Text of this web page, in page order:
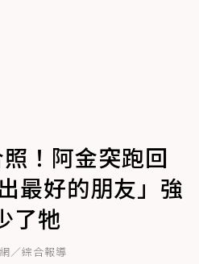
！阿金突跑回
最好的朋友」強
了牠
／綜合報導